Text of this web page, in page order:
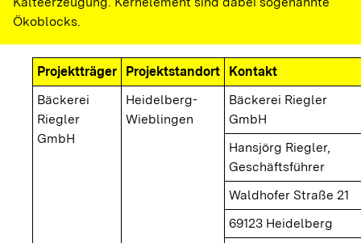
Ökoblocks.
Projektträger Projektstandort
Kontakt
Bäckerei
Riegler
GmbH
Heidelberg-
Wieblingen
Bäckerei Riegler
GmbH
Hansjörg Riegler,
Geschäftsführer
Waldhofer Straße 21
69123 Heidelberg